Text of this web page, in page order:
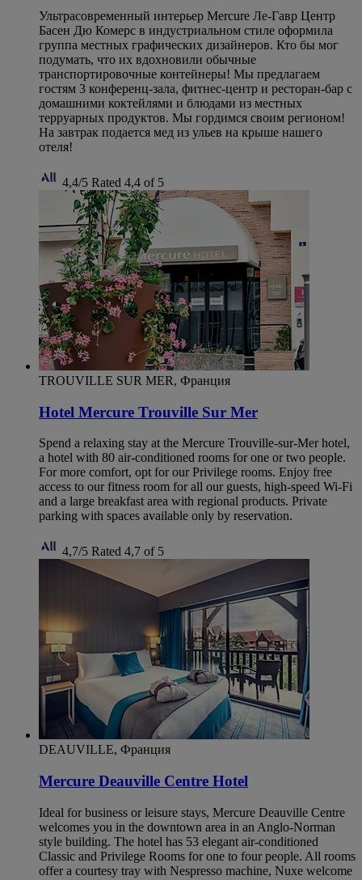
Ультрасовременный интерьер Mercure Ле-Гавр Центр
Басен Дю Комерс в индустриальном стиле оформила
группа местных графических дизайнеров. Кто бы мог
подумать, что их вдохновили обычные
транспортировочные контейнеры! Мы предлагаем
гостям 3 конференц-зала, фитнес-центр и ресторан-бар с
домашними коктейлями и блюдами из местных
терруарных продуктов. Мы гордимся своим регионом!
На завтрак подается мед из ульев на крыше нашего
отеля!
4,4/5 Rated 4,4 of 5
TROUVILLE SUR MER, Франция
Hotel Mercure Trouville Sur Mer
Spend a relaxing stay at the Mercure Trouville-sur-Mer hotel,
a hotel with 80 air-conditioned rooms for one or two people.
For more comfort, opt for our Privilege rooms. Enjoy free
access to our fitness room for all our guests, high-speed Wi-Fi
and a large breakfast area with regional products. Private
parking with spaces available only by reservation.
4,7/5 Rated 4,7 of 5
DEAUVILLE, Франция
Mercure Deauville Centre Hotel
Ideal for business or leisure stays, Mercure Deauville Centre
welcomes you in the downtown area in an Anglo-Norman
style building. The hotel has 53 elegant air-conditioned
Classic and Privilege Rooms for one to four people. All rooms
offer a courtesy tray with Nespresso machine, Nuxe welcome